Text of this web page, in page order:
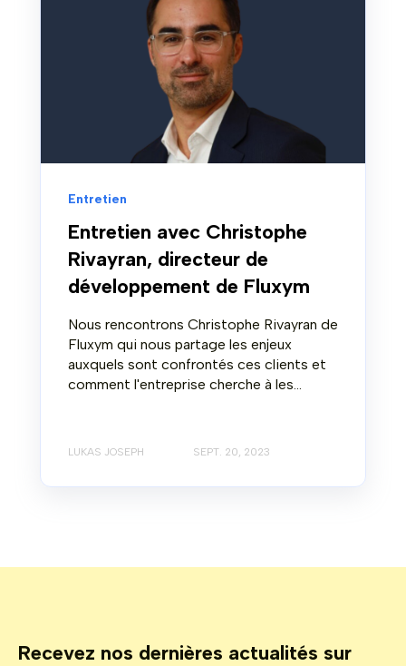
Entretien
Entretien avec Christophe
Rivayran, directeur de
développement de Fluxym
Nous rencontrons Christophe Rivayran de
Fluxym qui nous partage les enjeux
auxquels sont confrontés ces clients et
comment l'entreprise cherche à les...
LUKAS JOSEPH SEPT. 20, 2023
Recevez nos dernières actualités sur